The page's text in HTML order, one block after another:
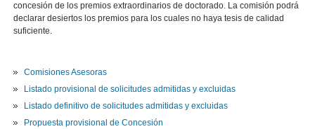
concesión de los premios extraordinarios de doctorado. La comisión podrá
declarar desiertos los premios para los cuales no haya tesis de calidad
suficiente.
Comisiones Asesoras
Listado provisional de solicitudes admitidas y excluidas
Listado definitivo de solicitudes admitidas y excluidas
Propuesta provisional de Concesión